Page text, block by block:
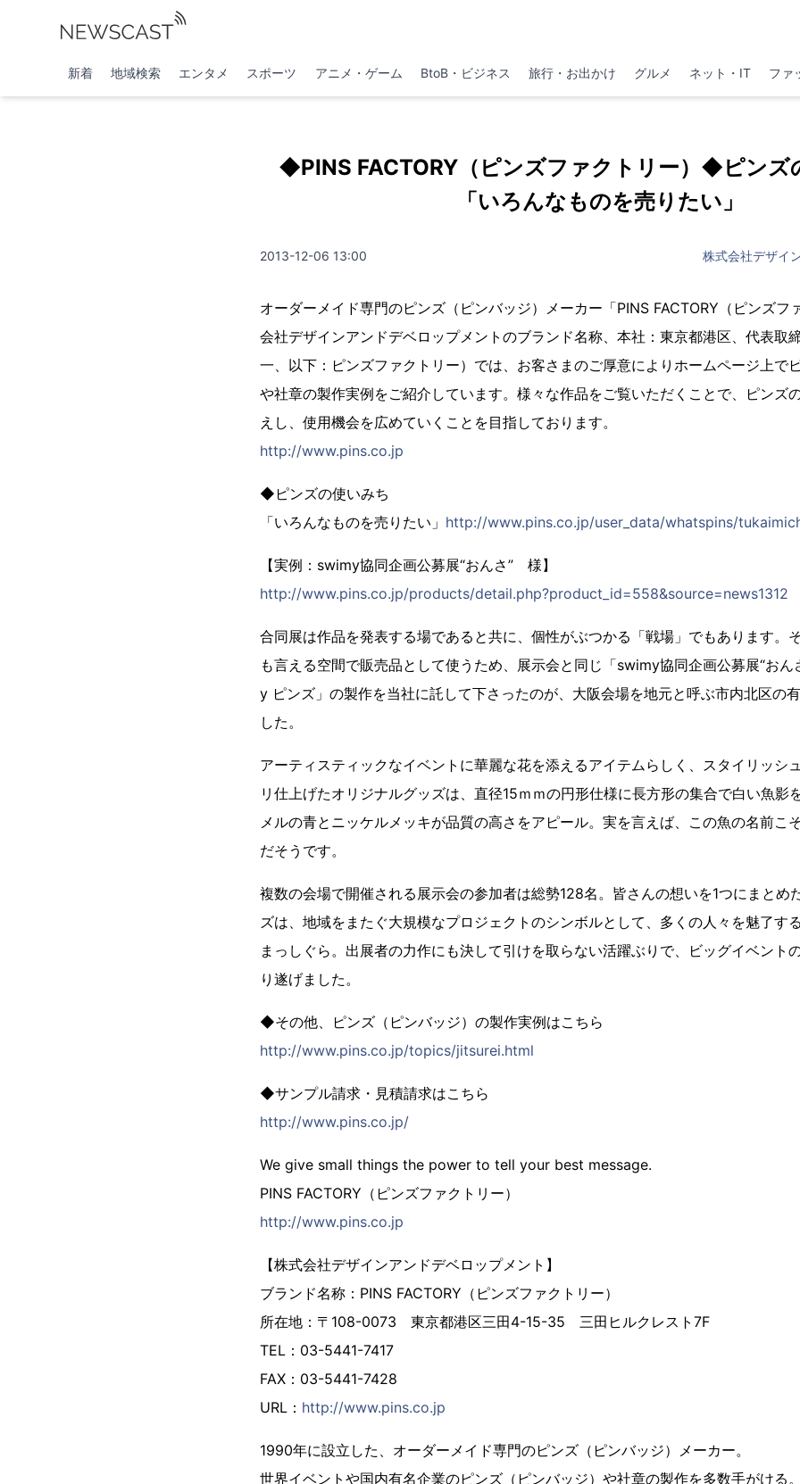
新着 地域検索 エンタメ スポーツ アニメ・ゲーム BtoB・ビジネス 旅行・お出かけ グルメ ネット・IT ファ
◆PINS FACTORY（ピンズファクトリー）◆ピン
「いろんなものを売りたい」
2013-12-06 13:00 株式会社デザイ
オーダーメイド専門のピンズ（ピンバッジ）メーカー「PINS FACTORY（ピンズフ
会社デザインアンドデベロップメントのブランド名称、本社：東京都港区、代表取
一、以下：ピンズファクトリー）では、お客さまのご厚意によりホームページ上で
や社章の製作実例をご紹介しています。様々な作品をご覧いただくことで、ピンズ
えし、使用機会を広めていくことを目指しております。
http://www.pins.co.jp
◆ピンズの使いみち
「いろんなものを売りたい」 http://www.pins.co.jp/user_data/whatspins/
【実例：swimy協同企画公募展“おんさ” 様】
http://www.pins.co.jp/products/detail.php?product_id=558&source=news1312
合同展は作品を発表する場であると共に、個性がぶつかる「戦場」でもあります。
も言える空間で販売品として使うため、展示会と同じ「swimy協同企画公募展“おん
y ピンズ」の製作を当社に託して下さったのが、大阪会場を地元と呼ぶ市内北区の
した。
アーティスティックなイベントに華麗な花を添えるアイテムらしく、スタイリッシ
リ仕上げたオリジナルグッズは、直径15ｍｍの円形仕様に長方形の集合で白い魚影
メルの青とニッケルメッキが品質の高さをアピール。実を言えば、この魚の名前こ
だそうです。
複数の会場で開催される展示会の参加者は総勢128名。皆さんの想いを1つにまとめ
ズは、地域をまたぐ大規模なプロジェクトのシンボルとして、多くの人々を魅了す
まっしぐら。出展者の力作にも決して引けを取らない活躍ぶりで、ビッグイベント
り遂げました。
◆その他、ピンズ（ピンバッジ）の製作実例はこちら
http://www.pins.co.jp/topics/jitsurei.html
◆サンプル請求・見積請求はこちら
http://www.pins.co.jp/
We give small things the power to tell your best message.
PINS FACTORY（ピンズファクトリー）
http://www.pins.co.jp
【株式会社デザインアンドデベロップメント】
ブランド名称：PINS FACTORY（ピンズファクトリー）
所在地：〒108-0073 東京都港区三田4-15-35 三田ヒルクレスト7F
TEL：03-5441-7417
FAX：03-5441-7428
URL： http://www.pins.co.jp
1990年に設立した、オーダーメイド専門のピンズ（ピンバッジ）メーカー。
世界イベントや国内有名企業のピンズ（ピンバッジ）や社章の製作を多数手がける。